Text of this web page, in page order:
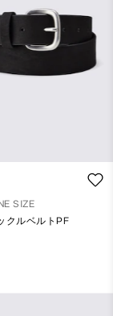
SIZE
クルベルトPF